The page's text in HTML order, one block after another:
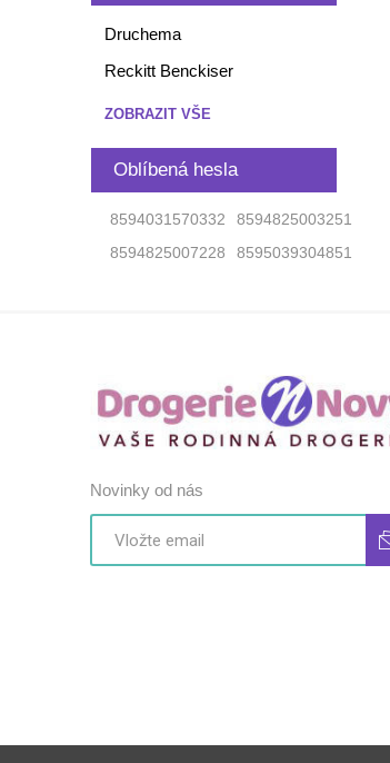
Druchema
Reckitt Benckiser
ZOBRAZIT VŠE
Oblíbená hesla
8594031570332
8594825003251
8594825007228
8595039304851
Novinky od nás